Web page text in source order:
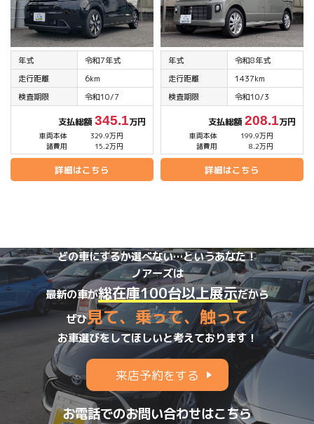
年式
令和7年式
走行距離
6km
検査期限
令和10/7
支払総額345.1万円
車両本体
329.9万円
諸費用
15.2万円
詳細はこちら
年式
令和8年式
走行距離
1437km
検査期限
令和10/3
支払総額208.1万円
車両本体
199.9万円
諸費用
8.2万円
詳細はこちら
どの車にするか選べない…というあなた！
ノアーズは
最新の車が総在庫100台以上展示だから
ぜひ見て、乗って、触って
お車選びをしてほしいと考えております！
来店予約をする
お電話でのお問い合わせはこちら